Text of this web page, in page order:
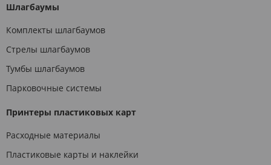
Шлагбаумы
Комплекты шлагбаумов
Стрелы шлагбаумов
Тумбы шлагбаумов
Парковочные системы
Принтеры пластиковых карт
Расходные материалы
Пластиковые карты и наклейки